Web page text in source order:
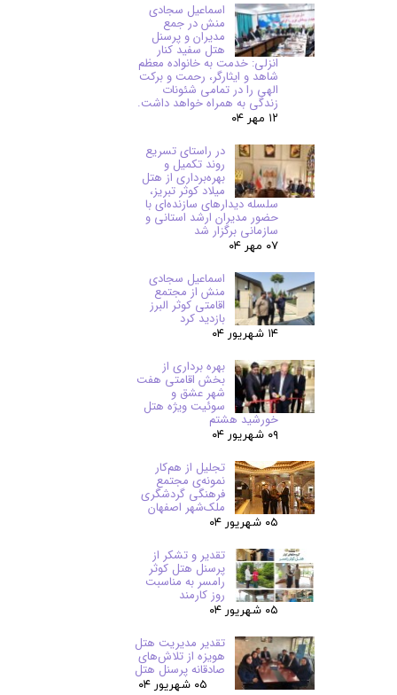
اسماعیل سجادی
منش در جمع
مدیران و پرسنل
هتل سفید کنار
انزلی: خدمت به خانواده معظم
شاهد و ایثارگر، رحمت و برکت
الهی را در تمامی شئونات
زندگی به همراه خواهد داشت.
۱۲ مهر ۰۴
در راستای تسریع
روند تکمیل و
بهره‌برداری از هتل
میلاد کوثر تبریز،
سلسله دیدارهای سازنده‌ای با
حضور مدیران ارشد استانی و
سازمانی برگزار شد
۰۷ مهر ۰۴
اسماعیل سجادی
منش از مجتمع
اقامتی کوثر البرز
بازدید کرد
۱۴ شهریور ۰۴
بهره برداری از
بخش اقامتی هفت
شهر عشق و
سوئیت ویژه هتل
خورشید هشتم
۰۹ شهریور ۰۴
تجلیل از هم‌کار
نمونه‌ی مجتمع
فرهنگی گردشگری
ملک‌شهر اصفهان
۰۵ شهریور ۰۴
تقدیر و تشکر از
پرسنل هتل کوثر
رامسر به مناسبت
روز کارمند
۰۵ شهریور ۰۴
تقدیر مدیریت هتل
هویزه از تلاش‌های
صادقانه پرسنل هتل
۰۵ شهریور ۰۴